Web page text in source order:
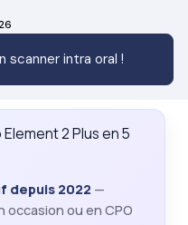
scanner intra oral !
Element 2 Plus en 5
depuis 2022 —
ou en CPO